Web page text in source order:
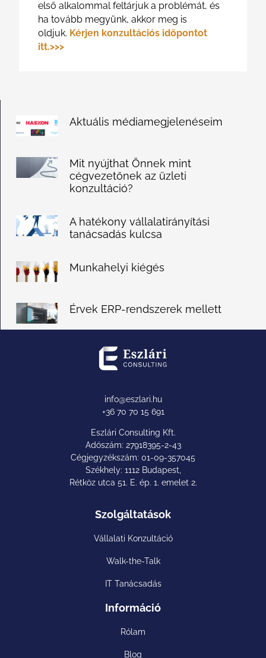
első alkalommal feltárjuk a problémát, és
ha tovább megyünk, akkor meg is
oldjuk. Kérjen konzultációs időpontot
itt.>>>
Aktuális médiamegjelenéseim
Mit nyújthat Önnek mint
cégvezetőnek az üzleti
konzultáció?
A hatékony vállalatirányítási
tanácsadás kulcsa
Munkahelyi kiégés
Érvek ERP-rendszerek mellett
info@eszlari.hu
+36 70 70 15 691
Eszlári Consulting Kft.
Adószám: 27918395-2-43
Cégjegyzékszám: 01-09-357045
Székhely: 1112 Budapest,
Rétköz utca 51. E. ép. 1. emelet 2.
Szolgáltatások
Vállalati Konzultáció
Walk-the-Talk
IT Tanácsadás
Információ
Rólam
Blog